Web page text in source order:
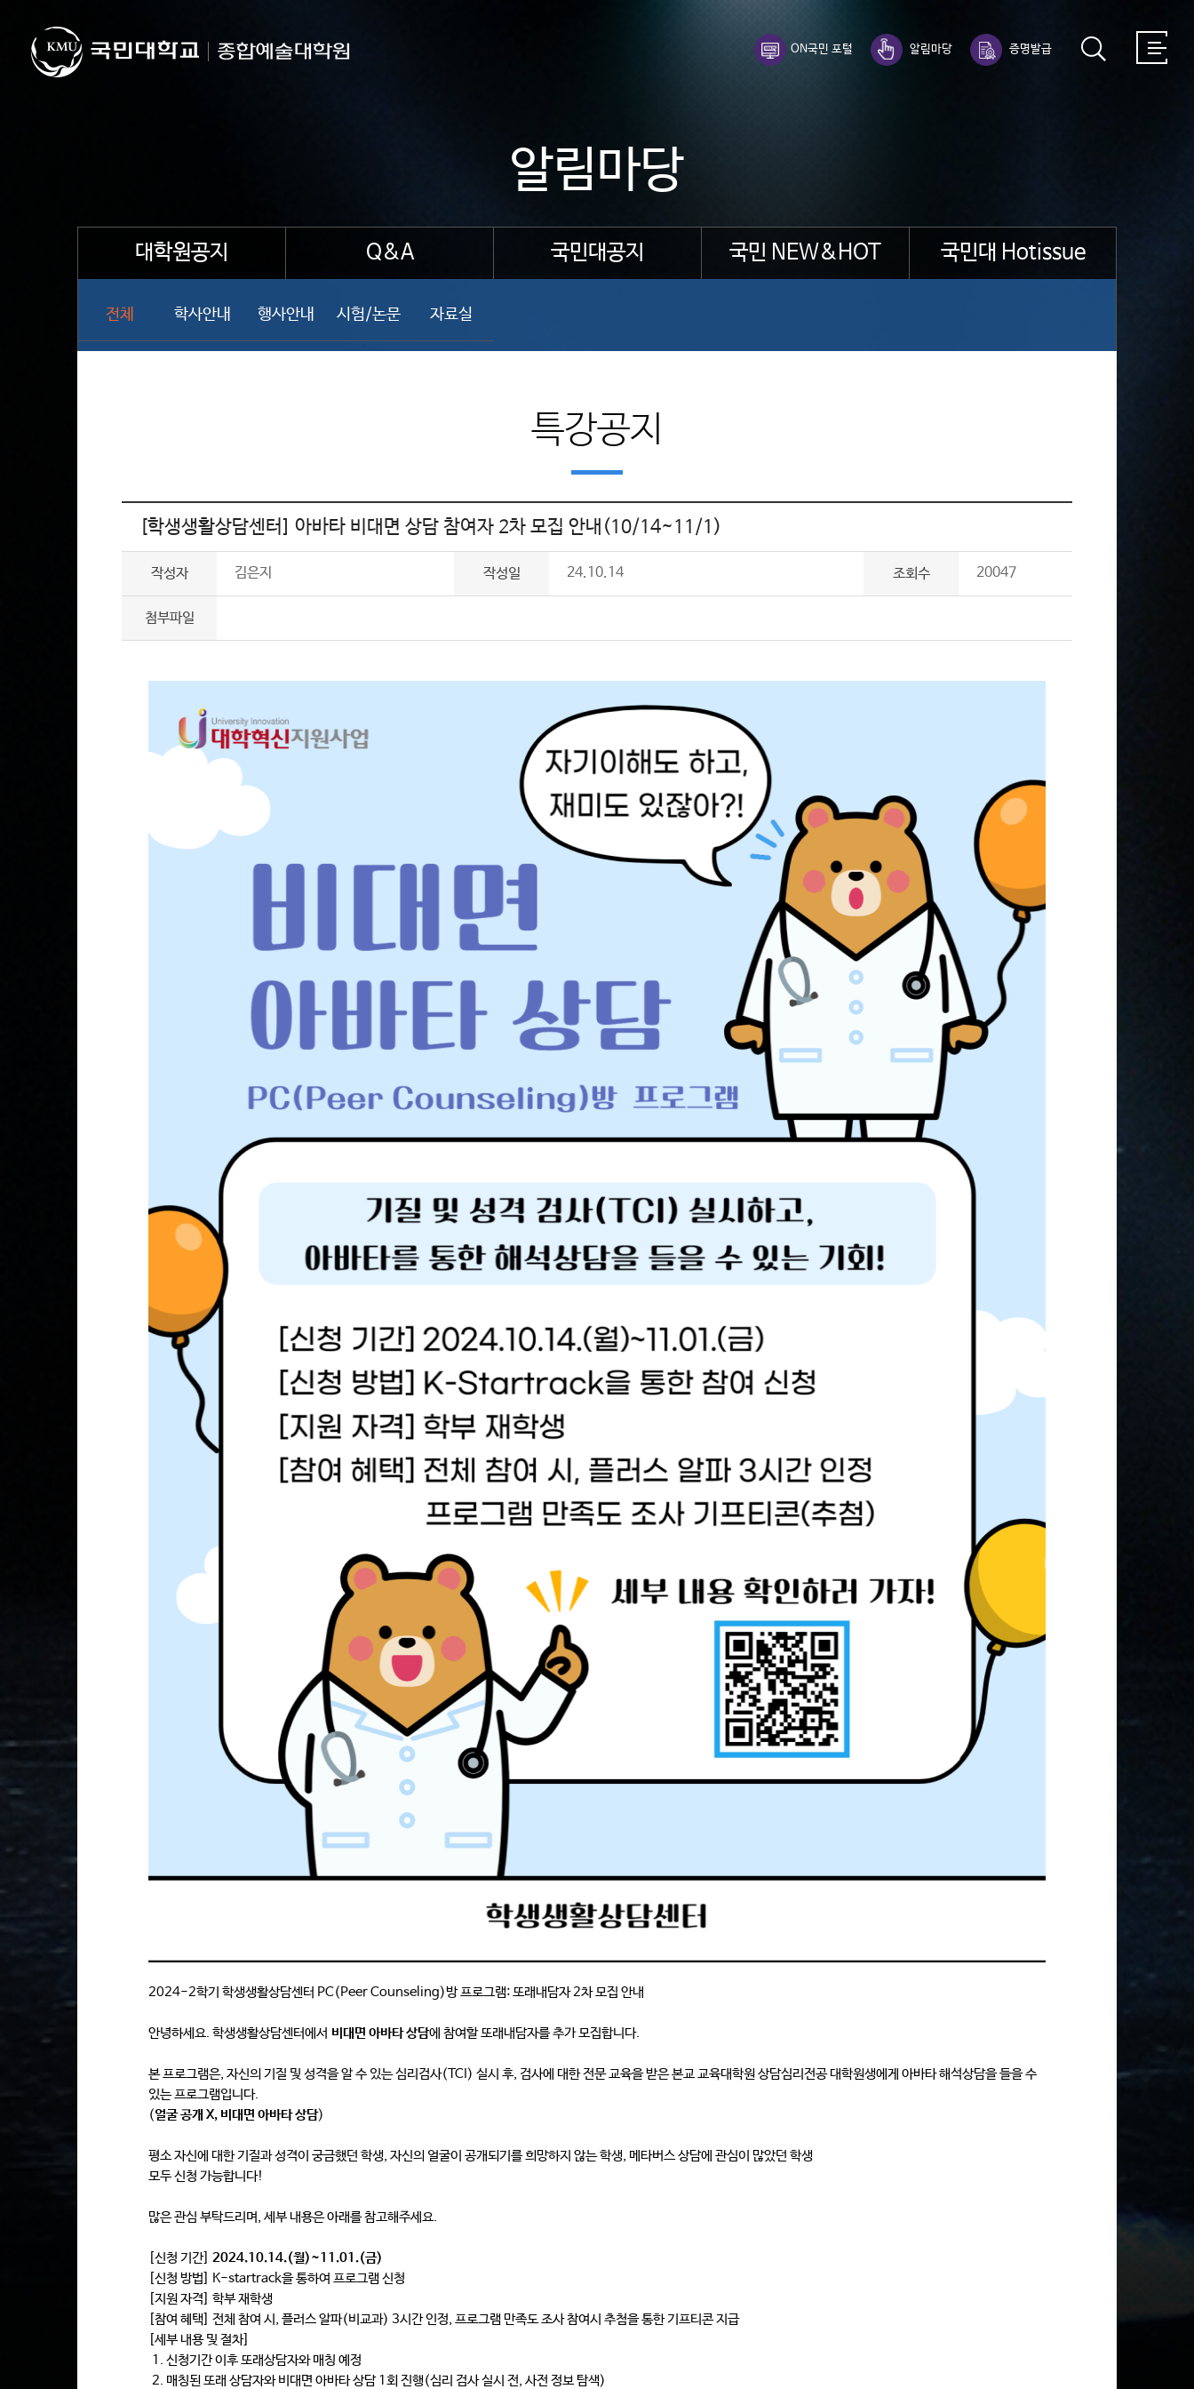
ON국민 포털 알림마당 증명발급
알림마당
대학원공지
전체 학사안내 행사안내 시험/논문 자료실
Q&A 국민대공지 국민 NEW&HOT 국민대 Hotissue
특강공지
[학생생활상담센터] 아바타 비대면 상담 참여자 2차 모집 안내(10/14~11/1)
작성자 김은지 작성일 24.10.14 조회수 20047
첨부파일
2024-2학기 학생생활상담센터 PC(Peer Counseling)방 프로그램: 또래내담자 2차 모집 안내
안녕하세요. 학생생활상담센터에서 비대면 아바타 상담에 참여할 또래내담자를 추가 모집합니다.
본 프로그램은, 자신의 기질 및 성격을 알 수 있는 심리검사(TCI) 실시 후, 검사에 대한 전문 교육을 받은 본교 교육대학원 상담심리전공 대학원생에게 아바타 해석상담을 들을 수
있는 프로그램입니다.
(얼굴 공개 X, 비대면 아바타 상담)
평소 자신에 대한 기질과 성격이 궁금했던 학생, 자신의 얼굴이 공개되기를 희망하지 않는 학생, 메타버스 상담에 관심이 많았던 학생
모두 신청 가능합니다!
많은 관심 부탁드리며, 세부 내용은 아래를 참고해주세요.
[신청 기간] 2024.10.14.(월)~11.01.(금)
[신청 방법] K-startrack을 통하여 프로그램 신청
[지원 자격] 학부 재학생
[참여 혜택] 전체 참여 시, 플러스 알파(비교과) 3시간 인정, 프로그램 만족도 조사 참여시 추첨을 통한 기프티콘 지급
[세부 내용 및 절차]
1. 신청기간 이후 또래상담자와 매칭 예정
2. 매칭된 또래 상담자와 비대면 아바타 상담 1회 진행(심리 검사 실시 전, 사전 정보 탐색)